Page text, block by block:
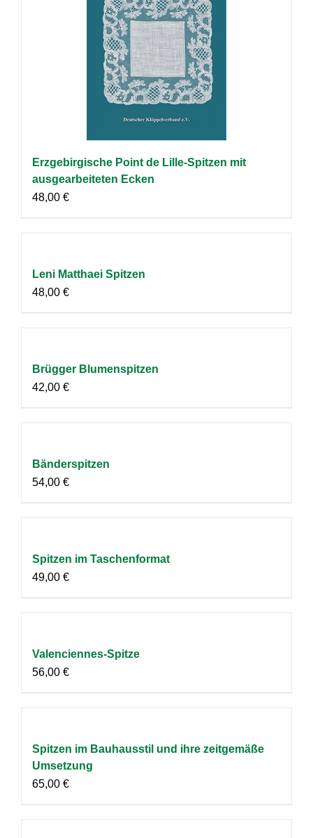
Erzgebirgische Point de Lille-Spitzen mit
ausgearbeiteten Ecken
48,00 €
Leni Matthaei Spitzen
48,00 €
Brügger Blumenspitzen
42,00 €
Bänderspitzen
54,00 €
Spitzen im Taschenformat
49,00 €
Valenciennes-Spitze
56,00 €
Spitzen im Bauhausstil und ihre zeitgemäße
Umsetzung
65,00 €